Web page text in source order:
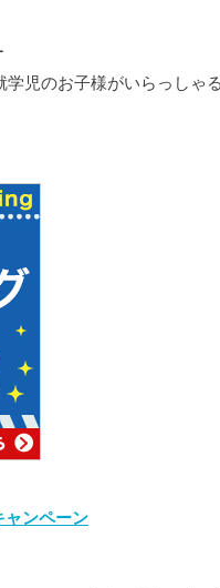
児のお子様がいらっしゃる
ャンペーン